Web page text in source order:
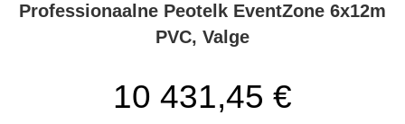
Professionaalne Peotelk EventZone 6x12m
PVC, Valge
10 431,45 €